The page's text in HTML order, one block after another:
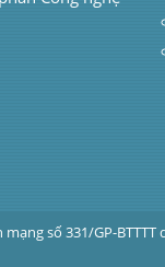
số 331/GP-